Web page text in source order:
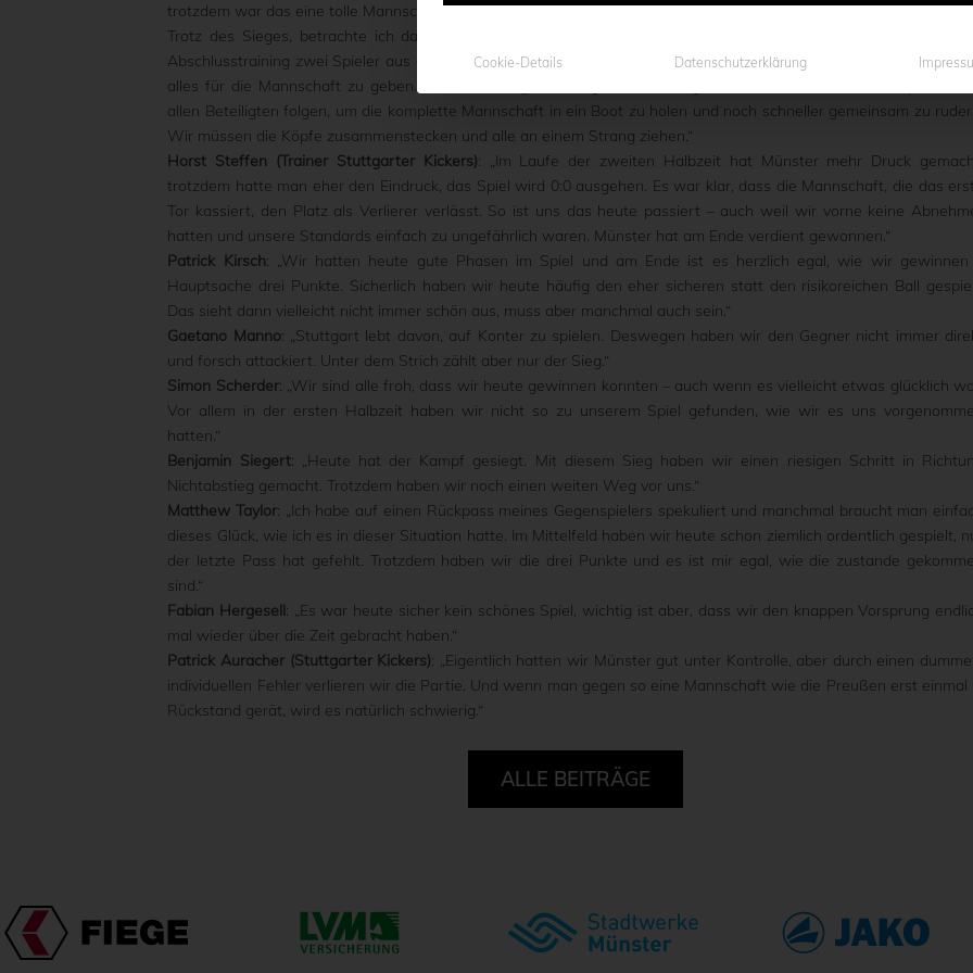
trotzdem war das eine tolle Mannschaftsleistung – ganz so wie man im Abstiegskampf auftreten muss.
Trotz des Sieges, betrachte ich das Spiel aber auch mit einem weinenden Auge. Leider mussten wir nach
Abschlusstraining zwei Spieler aus dem Kader streichen, weil der eine oder andere noch nicht die Bereitschaft
alles für die Mannschaft zu geben. Um den richtigen Teamgeist zu erzeugen, müssen nun weitere Gespräche
allen Beteiligten folgen, um die komplette Mannschaft in ein Boot zu holen und noch schneller gemeinsam zu
Wir müssen die Köpfe zusammenstecken und alle an einem Strang ziehen.“
Horst Steffen (Trainer Stuttgarter Kickers): „Im Laufe der zweiten Halbzeit hat Münster mehr Druck
trotzdem hatte man eher den Eindruck, das Spiel wird 0:0 ausgehen. Es war klar, dass die Mannschaft, die das
Tor kassiert, den Platz als Verlierer verlässt. So ist uns das heute passiert – auch weil wir vorne keine
hatten und unsere Standards einfach zu ungefährlich waren. Münster hat am Ende verdient gewonnen.“
Patrick Kirsch: „Wir hatten heute gute Phasen im Spiel und am Ende ist es herzlich egal, wie wir gewinnen
Hauptsache drei Punkte. Sicherlich haben wir heute häufig den eher sicheren statt den risikoreichen Ball
Das sieht dann vielleicht nicht immer schön aus, muss aber manchmal auch sein.“
Gaetano Manno: „Stuttgart lebt davon, auf Konter zu spielen. Deswegen haben wir den Gegner nicht immer
und forsch attackiert. Unter dem Strich zählt aber nur der Sieg.“
Simon Scherder: „Wir sind alle froh, dass wir heute gewinnen konnten – auch wenn es vielleicht etwas glücklich
Vor allem in der ersten Halbzeit haben wir nicht so zu unserem Spiel gefunden, wie wir es uns
hatten.“
Benjamin Siegert: „Heute hat der Kampf gesiegt. Mit diesem Sieg haben wir einen riesigen Schritt in
Nichtabstieg gemacht. Trotzdem haben wir noch einen weiten Weg vor uns.“
Matthew Taylor: „Ich habe auf einen Rückpass meines Gegenspielers spekuliert und manchmal braucht man
dieses Glück, wie ich es in dieser Situation hatte. Im Mittelfeld haben wir heute schon ziemlich ordentlich gespielt,
der letzte Pass hat gefehlt. Trotzdem haben wir die drei Punkte und es ist mir egal, wie die zustande
sind.“
Fabian Hergesell: „Es war heute sicher kein schönes Spiel, wichtig ist aber, dass wir den knappen Vorsprung
mal wieder über die Zeit gebracht haben.“
Patrick Auracher (Stuttgarter Kickers): „Eigentlich hatten wir Münster gut unter Kontrolle, aber durch einen
individuellen Fehler verlieren wir die Partie. Und wenn man gegen so eine Mannschaft wie die Preußen erst einmal
Rückstand gerät, wird es natürlich schwierig.“
ALLE BEITRÄGE
Cookie-Details Datenschutzerklärung